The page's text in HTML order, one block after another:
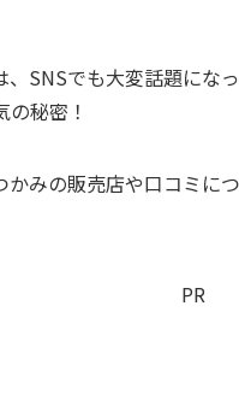
SNSでも大変話題にな
秘密！
みの販売店や口コミにつ
PR